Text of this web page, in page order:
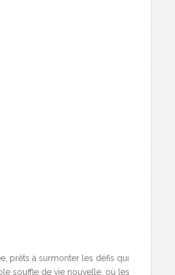
prêts à surmonter les défis qui
souffle de vie nouvelle, où les